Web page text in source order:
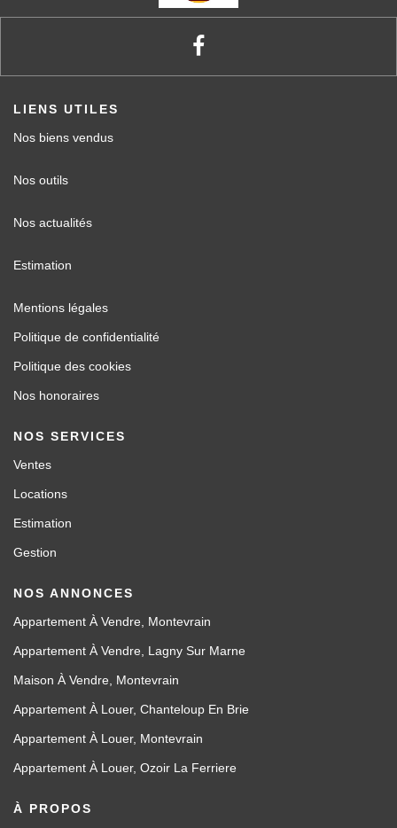
LIENS UTILES
Nos biens vendus
Nos outils
Nos actualités
Estimation
Mentions légales
Politique de confidentialité
Politique des cookies
Nos honoraires
NOS SERVICES
Ventes
Locations
Estimation
Gestion
NOS ANNONCES
Appartement À Vendre, Montevrain
Appartement À Vendre, Lagny Sur Marne
Maison À Vendre, Montevrain
Appartement À Louer, Chanteloup En Brie
Appartement À Louer, Montevrain
Appartement À Louer, Ozoir La Ferriere
À PROPOS